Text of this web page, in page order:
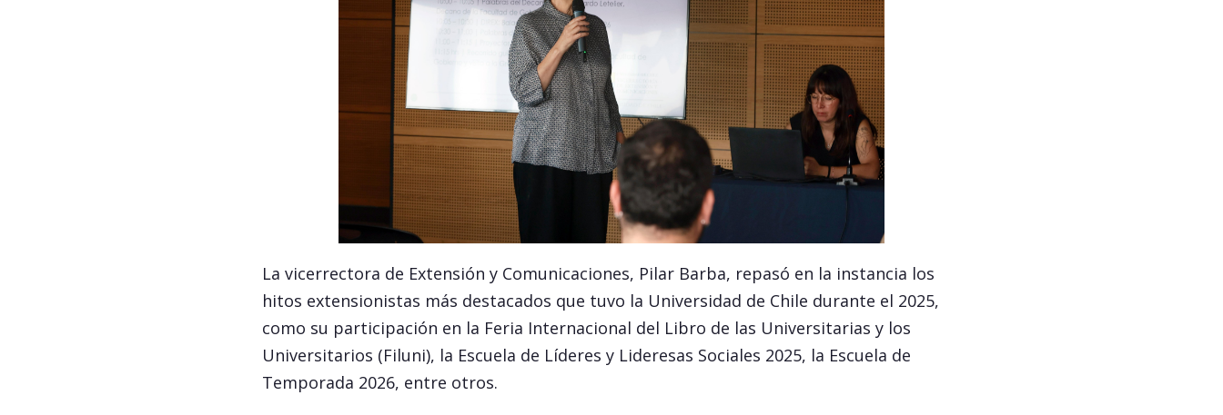
La vicerrectora de Extensión y Comunicaciones, Pilar Barba, repasó en la instancia los
hitos extensionistas más destacados que tuvo la Universidad de Chile durante el 2025,
como su participación en la Feria Internacional del Libro de las Universitarias y los
Universitarios (Filuni), la Escuela de Líderes y Lideresas Sociales 2025, la Escuela de
Temporada 2026, entre otros.